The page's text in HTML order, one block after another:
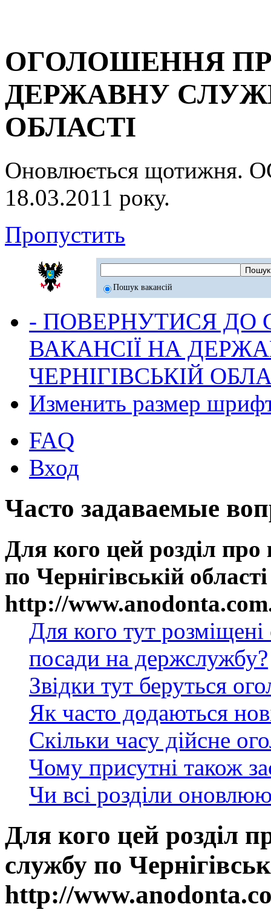
ОГОЛОШЕННЯ
ДЕРЖАВНУ
ОБЛАСТІ
Оновлюється
18.03.2011 року.
Пропустить
Пошук вакансій
- ПОВЕРНУТИСЯ ДО
ВАКАНСІЇ НА
ЧЕРНІГІВСЬКІЙ
Изменить размер
FAQ
Вход
Часто задаваемые
Для кого цей розділ
по Чернігівській
http://
Для кого тут
посади на держслужбу?
Звідки тут беруться
Як часто додаються
Скільки часу дійсне
Чому присутні також
Чи всі розділи
Для кого цей розділ
службу по
http://